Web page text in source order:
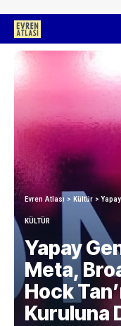
Evren Atlası > Kültür >Yapay
KÜLTÜR
Yapay
Meta,
Hock
Kuruluna